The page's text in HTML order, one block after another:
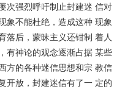
次强烈呼吁制止封建迷 信对
象不能杜绝，造成这种 现象
落后，蒙昧主义还钳制 着人
有神论的观念逐渐占据 某些
方的各种迷信思想和宗 教信
开放，封建迷信有了一 定的